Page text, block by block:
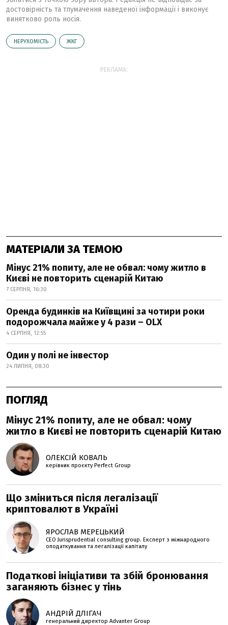
достовірність та тлумачення наведеної інформації і виконує
винятково роль носія.
НЕРУХОМІСТЬ ЖКГ
РЕКЛАМА:
МАТЕРІАЛИ ЗА ТЕМОЮ
Мінус 21% попиту, але не обвал: чому житло в
Києві не повторить сценарій Китаю
7 СЕРПНЯ, 16:30
Оренда будинків на Київщині за чотири роки
подорожчала майже у 4 рази – OLX
4 СЕРПНЯ, 12:55
Один у полі не інвестор
24 ЛИПНЯ, 08:30
ПОГЛЯД
Мінус 21% попиту, але не обвал: чому
житло в Києві не повторить сценарій Китаю
ОЛЕКСІЙ КОВАЛЬ
керівник проєкту Perfеct Group
Що зміниться після легалізації
криптовалют в Україні
ЯРОСЛАВ МЕРЕЦЬКИЙ
CEO Jurisprudential consulting group. Експерт з міжнародного
оподаткування та легалізації капіталу
Податкові ініціативи та збій бронювання
заганяють бізнес у тінь
АНДРІЙ ДЛІГАЧ
генеральний директор Advanter Group